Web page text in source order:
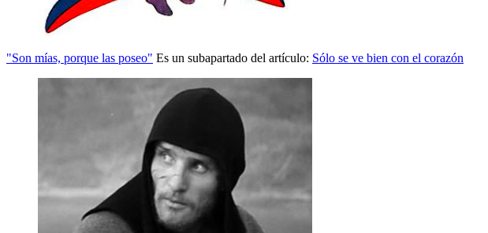
"Son mías, porque las poseo" Es un subapartado del artículo: Sólo se ve bien con el corazón